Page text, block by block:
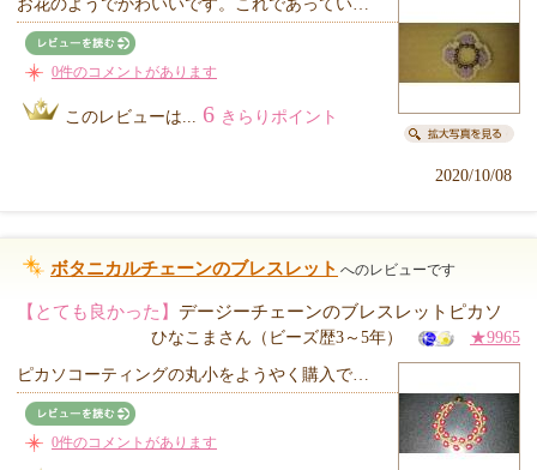
お花のようでかわいいです。これであってい…
0件のコメントがあります
このレビューは... 6 きらりポイント
2020/10/08
ボタニカルチェーンのブレスレット へのレビューです
【とても良かった】 デージーチェーンのブレスレットピカソ
ひなこまさん（ビーズ歴3～5年） ★9965
ピカソコーティングの丸小をようやく購入で…
0件のコメントがあります